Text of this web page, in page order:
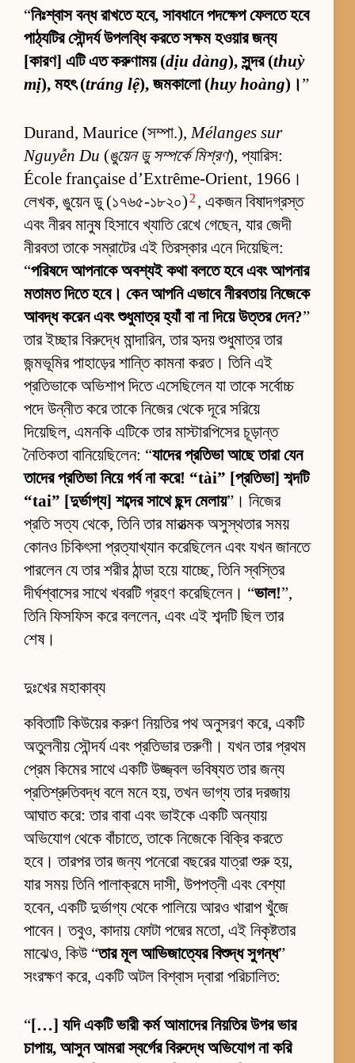
“নিঃশ্বাস বন্ধ রাখতে হবে, সাবধানে পদক্ষেপ ফেলতে হবে
পাঠ্যটির সৌন্দর্য উপলব্ধি করতে সক্ষম হওয়ার জন্য
[কারণ] এটি এত করুণাময় (dịu dàng), সুন্দর (thuỳ
mị), মহৎ (tráng lệ), জমকালো (huy hoàng)।”
Durand, Maurice (সম্পা.),Mélanges sur
Nguyễn Du (ঙুয়েন ডু সম্পর্কে মিশ্রণ), প্যারিস:
École française d’Extrême-Orient, 1966।
লেখক, ঙুয়েন ডু (১৭৬৫-১৮২০) 2 , একজন বিষাদগ্রস্ত
এবং নীরব মানুষ হিসাবে খ্যাতি রেখে গেছেন, যার জেদী
নীরবতা তাকে সম্রাটের এই তিরস্কার এনে দিয়েছিল:
“পরিষদে আপনাকে অবশ্যই কথা বলতে হবে এবং আপনার
মতামত দিতে হবে। কেন আপনি এভাবে নীরবতায় নিজেকে
আবদ্ধ করেন এবং শুধুমাত্র হ্যাঁ বা না দিয়ে উত্তর দেন?”
তার ইচ্ছার বিরুদ্ধে মান্দারিন, তার হৃদয় শুধুমাত্র তার
জন্মভূমির পাহাড়ের শান্তি কামনা করত। তিনি এই
প্রতিভাকে অভিশাপ দিতে এসেছিলেন যা তাকে সর্বোচ্চ
পদে উন্নীত করে তাকে নিজের থেকে দূরে সরিয়ে
দিয়েছিল, এমনকি এটিকে তার মাস্টারপিসের চূড়ান্ত
নৈতিকতা বানিয়েছিলেন: “যাদের প্রতিভা আছে তারা যেন
তাদের প্রতিভা নিয়ে গর্ব না করে! “tài” [প্রতিভা] শব্দটি
“tai” [দুর্ভাগ্য] শব্দের সাথে ছন্দ মেলায়”। নিজের
প্রতি সত্য থেকে, তিনি তার মারাত্মক অসুস্থতার সময়
কোনও চিকিৎসা প্রত্যাখ্যান করেছিলেন এবং যখন জানতে
পারলেন যে তার শরীর ঠান্ডা হয়ে যাচ্ছে, তিনি স্বস্তির
দীর্ঘশ্বাসের সাথে খবরটি গ্রহণ করেছিলেন। “ভাল!”,
তিনি ফিসফিস করে বললেন, এবং এই শব্দটি ছিল তার
শেষ।
দুঃখের মহাকাব্য
কবিতাটি কিউয়ের করুণ নিয়তির পথ অনুসরণ করে, একটি
অতুলনীয় সৌন্দর্য এবং প্রতিভার তরুণী। যখন তার প্রথম
প্রেম কিমের সাথে একটি উজ্জ্বল ভবিষ্যত তার জন্য
প্রতিশ্রুতিবদ্ধ বলে মনে হয়, তখন ভাগ্য তার দরজায়
আঘাত করে: তার বাবা এবং ভাইকে একটি অন্যায়
অভিযোগ থেকে বাঁচাতে, তাকে নিজেকে বিক্রি করতে
হবে। তারপর তার জন্য পনেরো বছরের যাত্রা শুরু হয়,
যার সময় তিনি পালাক্রমে দাসী, উপপত্নী এবং বেশ্যা
হবেন, একটি দুর্ভাগ্য থেকে পালিয়ে আরও খারাপ খুঁজে
পাবেন। তবুও, কাদায় ফোটা পদ্মের মতো, এই নিকৃষ্টতার
মাঝেও, কিউ “তার মূল আভিজাত্যের বিশুদ্ধ সুগন্ধ”
সংরক্ষণ করে, একটি অটল বিশ্বাস দ্বারা পরিচালিত:
“[…] যদি একটি ভারী কর্ম আমাদের নিয়তির উপর ভার
চাপায়, আসুন আমরা স্বর্গের বিরুদ্ধে অভিযোগ না করি